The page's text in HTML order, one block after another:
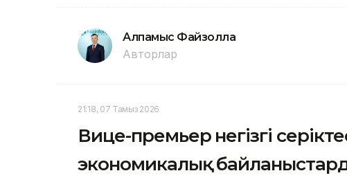
Алпамыс Файзолла
Авторлар
21:18, 07 Тамыз 2026
Вице-премьер негізгі
экономикалық